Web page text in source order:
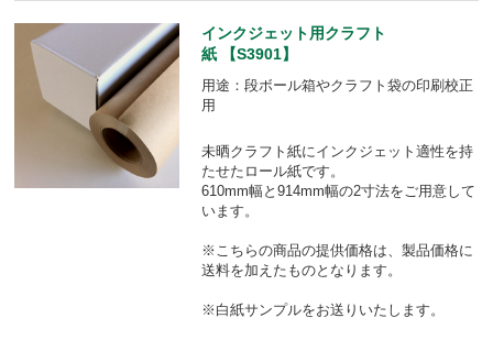
インクジェット用クラフト
紙 【S3901】
用途：段ボール箱やクラフト袋の印刷校正
用
未晒クラフト紙にインクジェット適性を持
たせたロール紙です。
610mm幅と914mm幅の2寸法をご用意して
います。
※こちらの商品の提供価格は、製品価格に
送料を加えたものとなります。
※白紙サンプルをお送りいたします。